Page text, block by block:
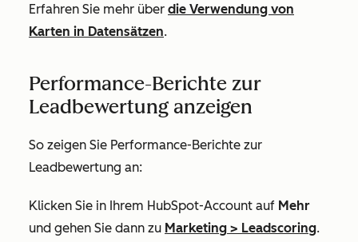
Erfahren Sie mehr über die Verwendung von
Karten in Datensätzen.
Performance-Berichte zur
Leadbewertung anzeigen
So zeigen Sie Performance-Berichte zur
Leadbewertung an:
Klicken Sie in Ihrem HubSpot-Account auf Mehr
und gehen Sie dann zu Marketing > Leadscoring.